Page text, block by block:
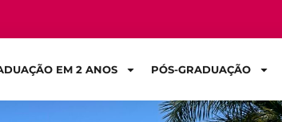
EM 2 ANOS PÓS-GRADUAÇÃO